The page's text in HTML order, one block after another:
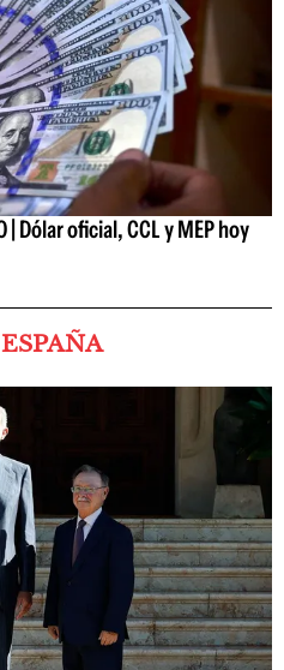
Dólar oficial, CCL y MEP hoy